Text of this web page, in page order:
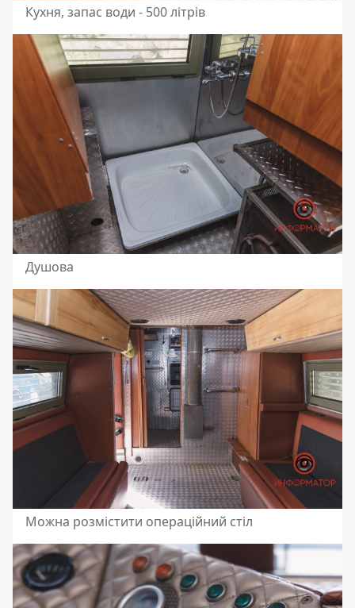
Кухня, запас води - 500 літрів
Душова
Можна розмістити операційний стіл